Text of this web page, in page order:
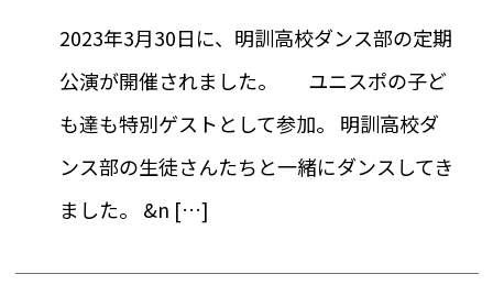
2023年3月30日に、明訓高校ダンス部の定期
公演が開催されました。 ユニスポの子ど
も達も特別ゲストとして参加。 明訓高校ダ
ンス部の生徒さんたちと一緒にダンスしてき
ました。 &n […]